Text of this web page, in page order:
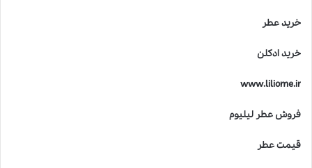
خرید عطر
خرید ادکلن
www.liliome.ir
فروش عطر لیلیوم
قیمت عطر